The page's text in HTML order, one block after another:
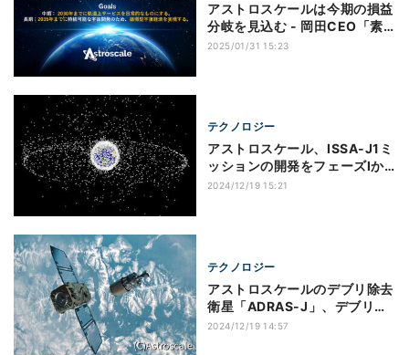
アストロスケールは今期の損益
分岐を見込む - 岡田CEO「素
晴らしいスタート」
2025/01/31 15:23
テクノロジー
アストロスケール、ISSA-J1ミ
ッションの開発をフェーズIか
らフェーズIIへ移行
2024/12/19 15:21
テクノロジー
アストロスケールのデブリ除去
衛星「ADRAS-J」、デブリか
ら約15mの距離まで接近に成功
2024/12/19 14:57